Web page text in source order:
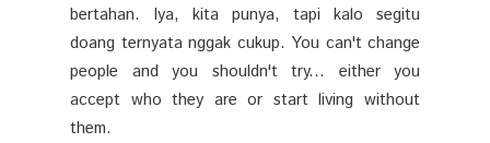
bertahan. Iya, kita punya, tapi kalo segitu
doang ternyata nggak cukup. You can't change
people and you shouldn't try... either you
accept who they are or start living without
them.